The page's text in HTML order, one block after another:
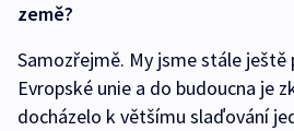
země?
Samozřejmě. My jsme stále ještě
Evropské unie a do budoucna je
docházelo k většímu slaďování